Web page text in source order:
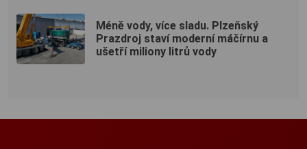
Méně vody, více sladu. Plzeňský
Prazdroj staví moderní máčírnu a
ušetří miliony litrů vody